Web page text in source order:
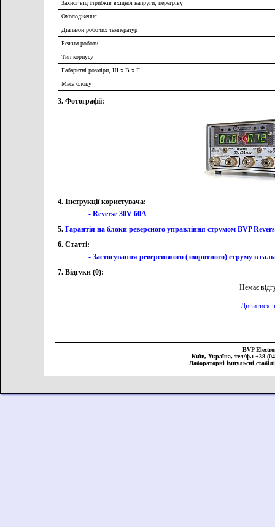
Захист від стрибків вхідної напруги, перегріву
Охолодження
Діапазон робочих температур
Режим роботи
Тип корпусу
Габаритні розміри, Ш х В х Г
Маса блоку
3. Фотографії:
4. Інструкції користувача:
- Reverse 30V 60A
5. Гарантія на блоки реверсного управління струмом BVP
6. Статті:
- Застосування реверсивного (зворотного) струму в
7. Відгуки (0):
Немає
Дивитися
BVP
Київ, Україна, тел/ф.: +38
Лабораторні імпульсні